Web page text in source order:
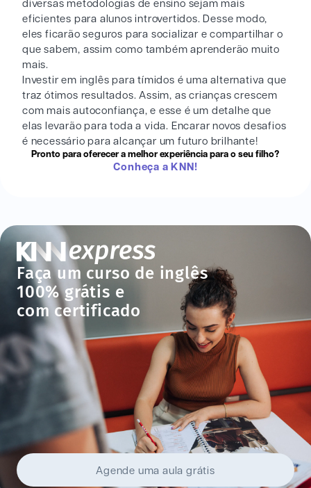
Faça um curso de inglês
100% grátis e
com certificado
Agende uma aula grátis
diversas metodologias de ensino sejam mais
eficientes para alunos introvertidos. Desse modo,
eles ficarão seguros para socializar e compartilhar o
que sabem, assim como também aprenderão muito
mais.
Investir em inglês para tímidos é uma alternativa que
traz ótimos resultados. Assim, as crianças crescem
com mais autoconfiança, e esse é um detalhe que
elas levarão para toda a vida. Encarar novos desafios
é necessário para alcançar um futuro brilhante!
Pronto para oferecer a melhor experiência para o seu filho?
Conheça a KNN!